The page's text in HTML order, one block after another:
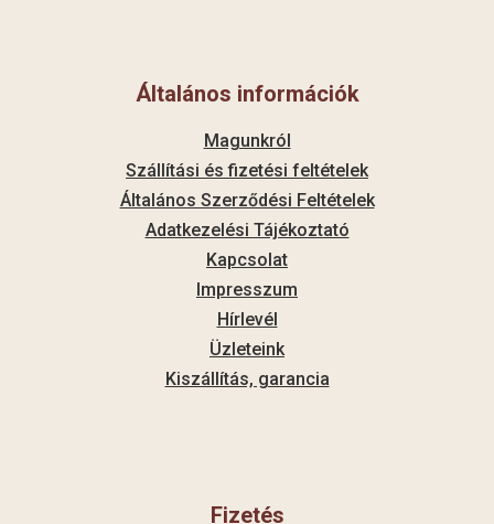
Általános információk
Magunkról
Szállítási és fizetési feltételek
Általános Szerződési Feltételek
Adatkezelési Tájékoztató
Kapcsolat
Impresszum
Hírlevél
Üzleteink
Kiszállítás, garancia
Fizetés